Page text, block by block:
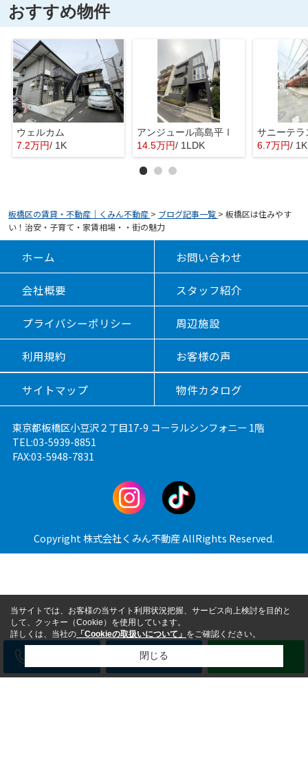
おすすめ物件
ウェルカム
7.2万円/ 1K
アンジュール高島平Ⅰ
14.5万円/ 1LDK
サニーテラ
6.7万円/ 1K
板橋区の賃貸・不動産｜くみん不動産 > ブログ記事一覧 > 板橋区は住みやす
い！治安・子育て・家賃相場・・街の魅力
ホーム お問い合わせ
会社概要 スタッフ紹介
プライバシーポリシー 周辺施設
利用規約 お客様の声
サイトマップ 物件カタログ
東京都板橋区小豆沢２丁目17-9 コーラルシンフォニー 1階
TEL:03-5939-8851
FAX:03-5948-7831
Copyright 株式会社くみん不動産 AllRights Reserved.
メール
当サイトでは、お客様の当サイト利用状況把握、サービス向上検討を目的と
して、クッキー（Cookie）を使用しています。
詳しくは、当社の 「Cookieの取扱いについて」 をご確認ください。
閉じる